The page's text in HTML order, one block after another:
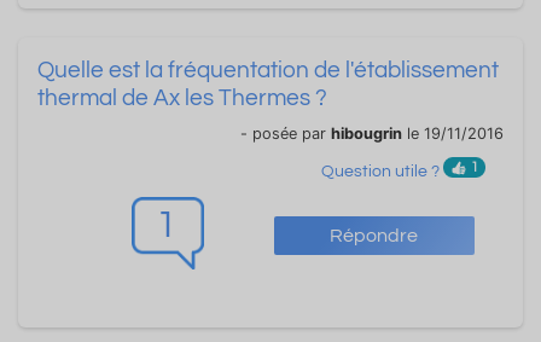
1 Répondre
Quelle est la fréquentation de l'établissement
thermal de Ax les Thermes ?
- posée par hibougrin le 19/11/2016
Question utile ? 1